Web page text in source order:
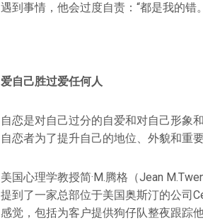
遇到事情，他会过度自责：“都是我的
爱自己胜过爱任何人
自恋是对自己过分的自爱和对自己形象
自恋者为了提升自己的地位、外貌和重
美国心理学教授简·M.腾格（Jean
提到了一家总部位于美国奥斯汀的公司
感觉，包括为客户提供狗仔队整夜跟踪